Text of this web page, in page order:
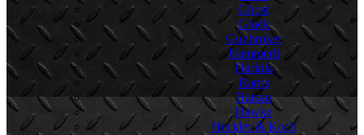
Ghost
Glock
Gunbroker
Hammerli
Harkila
Harris
Hatsan
Hawke
Heckler & Koch